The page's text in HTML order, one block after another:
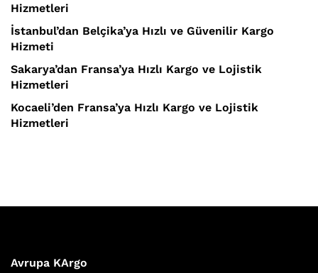
Hizmetleri
İstanbul’dan Belçika’ya Hızlı ve Güvenilir Kargo
Hizmeti
Sakarya’dan Fransa’ya Hızlı Kargo ve Lojistik
Hizmetleri
Kocaeli’den Fransa’ya Hızlı Kargo ve Lojistik
Hizmetleri
Avrupa KArgo